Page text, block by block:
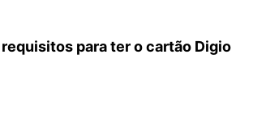
requisitos para ter o cartão Digio